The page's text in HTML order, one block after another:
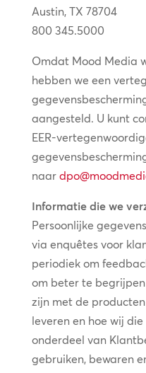
Austin, TX 78704
800 345.5000
Omdat Mood Media
hebben we een
aangesteld. U kunt
EER-
naar
Informatie die we
Persoonlijke
via enquêtes voor
periodiek om
om beter te
zijn met de
leveren en hoe wij
onderdeel van
gebruiken, bewaren